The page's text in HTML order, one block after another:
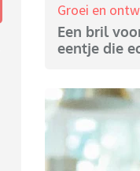
Groei en
Een bril
eentje die